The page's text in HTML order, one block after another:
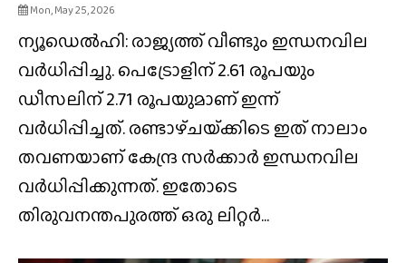
Mon, May 25, 2026
ന്യൂഡെൽഹി: രാജ്യത്ത് വീണ്ടും ഇന്ധനവില
വർധിപ്പിച്ചു. പെട്രോളിന് 2.61 രൂപയും
ഡീസലിന് 2.71 രൂപയുമാണ് ഇന്ന്
വർധിപ്പിച്ചത്. രണ്ടാഴ്‌ചയ്‌ക്കിടെ ഇത് നാലാം
തവണയാണ് കേന്ദ്ര സർക്കാർ ഇന്ധനവില
വർധിപ്പിക്കുന്നത്. ഇതോടെ
തിരുവനന്തപുരത്ത് ഒരു ലിറ്റർ...